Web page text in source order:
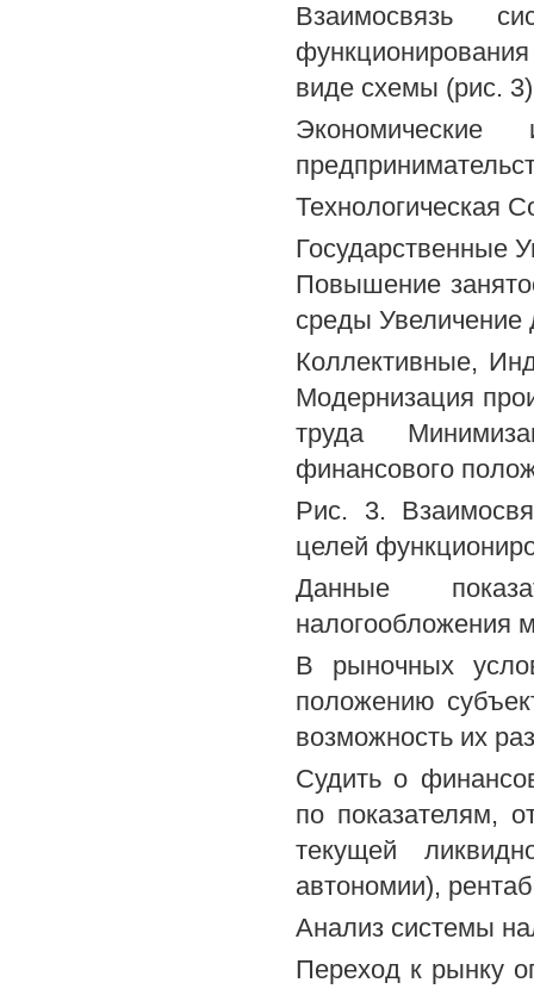
Взаимосвязь
виде схемы (рис.
Технологическая
Государственные
Повышение
среды Увеличение
Коллективные,
Модернизация
труда
финансового
Рис. 3.
целей
Данные
налогообложения
В рыночных
положению
возможность их
Судить о
по показателям,
текущей
автономии),
Анализ системы
Переход к рынку